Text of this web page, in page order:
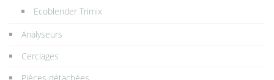
Ecoblender Trimix
Analyseurs
Cerclages